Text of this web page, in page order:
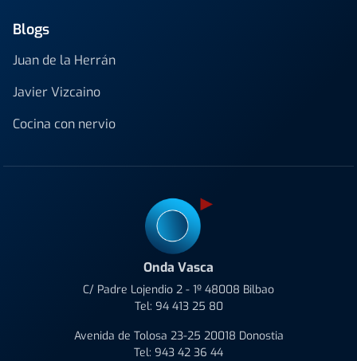
Blogs
Juan de la Herrán
Javier Vizcaino
Cocina con nervio
Onda Vasca
C/ Padre Lojendio 2 - 1º 48008 Bilbao
Tel: 94 413 25 80
Avenida de Tolosa 23-25 20018 Donostia
Tel: 943 42 36 44